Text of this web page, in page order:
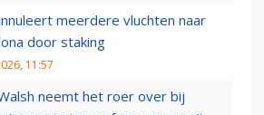
meerdere vluchten naar
door staking
11:57
neemt het roer over bij